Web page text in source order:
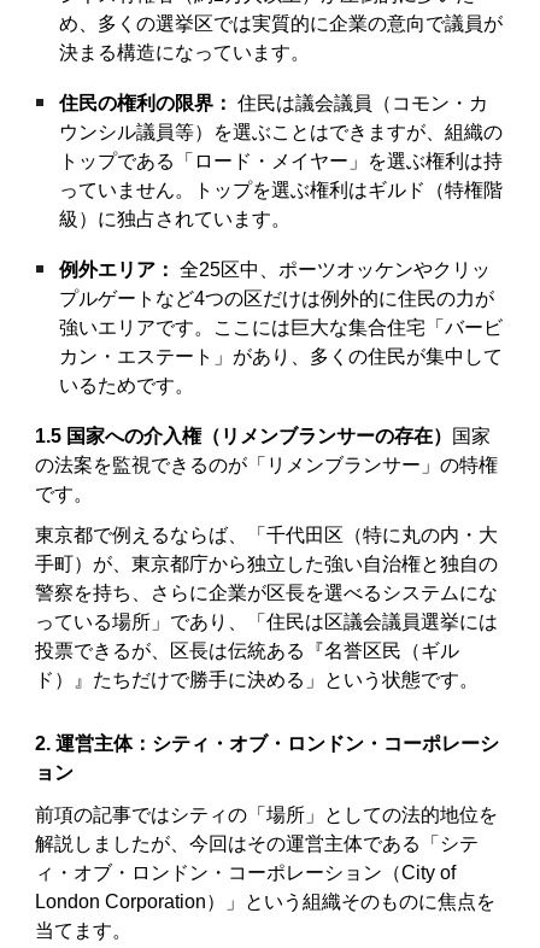
め、多くの選挙区では実質的に企業の意向で議員が
決まる構造になっています。
住民の権利の限界： 住民は議会議員（コモン・カ
ウンシル議員等）を選ぶことはできますが、組織の
トップである「ロード・メイヤー」を選ぶ権利は持
っていません。トップを選ぶ権利はギルド（特権階
級）に独占されています。
例外エリア： 全25区中、ポーツオッケンやクリッ
プルゲートなど4つの区だけは例外的に住民の力が
強いエリアです。ここには巨大な集合住宅「バービ
カン・エステート」があり、多くの住民が集中して
いるためです。
1.5 国家への介入権（リメンブランサーの存在） 国家
の法案を監視できるのが「リメンブランサー」の特権
です。
東京都で例えるならば、「千代田区（特に丸の内・大
手町）が、東京都庁から独立した強い自治権と独自の
警察を持ち、さらに企業が区長を選べるシステムにな
っている場所」であり、「住民は区議会議員選挙には
投票できるが、区長は伝統ある『名誉区民（ギル
ド）』たちだけで勝手に決める」という状態です。
2. 運営主体：シティ・オブ・ロンドン・コーポレーシ
ョン
前項の記事ではシティの「場所」としての法的地位を
解説しましたが、今回はその運営主体である「シテ
ィ・オブ・ロンドン・コーポレーション（City of
London Corporation）」という組織そのものに焦点を
当てます。